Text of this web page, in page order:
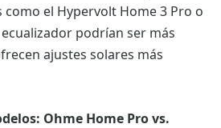
como el Hypervolt Home 3 Pro o
ecualizador podrían ser más
ajustes solares más
Ohme Home Pro vs.